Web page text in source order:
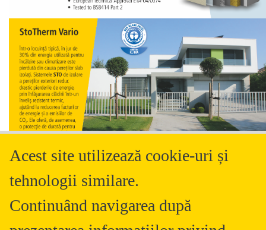
Acest site utilizează cookie-uri și
tehnologii similare.
Continuând navigarea după